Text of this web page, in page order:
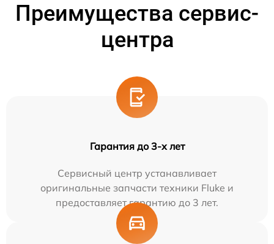
Преимущества сервис-
центра
Гарантия до 3-х лет
Сервисный центр устанавливает
оригинальные запчасти техники Fluke и
предоставляет гарантию до 3 лет.